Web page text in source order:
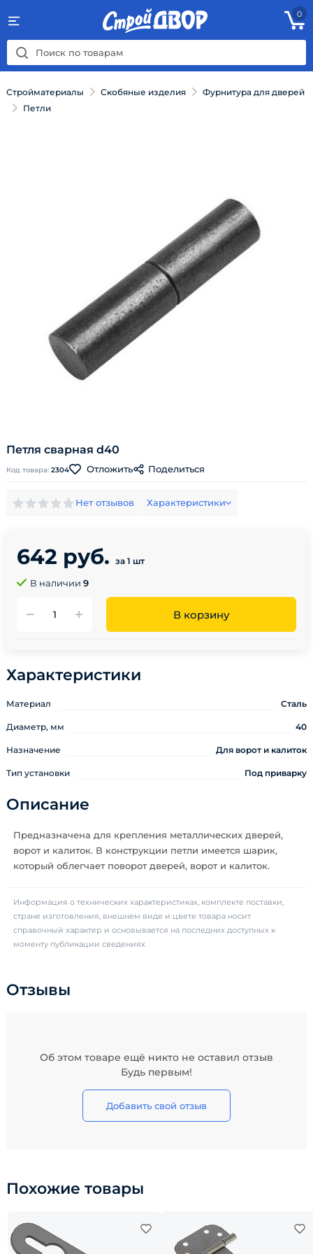
0
Стройматериалы Скобяные изделия
Фурнитура для дверей
Петли
Петля сварная d40
Код товара: 2304 Отложить Поделиться
Нет отзывов Характеристики
642 руб. за 1 шт
В наличии 9
В корзину
Характеристики
Материал Сталь
Диаметр, мм 40
Назначение Для ворот и калиток
Тип установки Под приварку
Описание
Предназначена для крепления металлических дверей,
ворот и калиток. В конструкции петли имеется шарик,
который облегчает поворот дверей, ворот и калиток.
Информация о технических характеристиках, комплекте поставки,
стране изготовления, внешнем виде и цвете товара носит
справочный характер и основывается на последних доступных к
моменту публикации сведениях
Отзывы
Об этом товаре ещё никто не оставил отзыв
Будь первым!
Добавить свой отзыв
Похожие товары